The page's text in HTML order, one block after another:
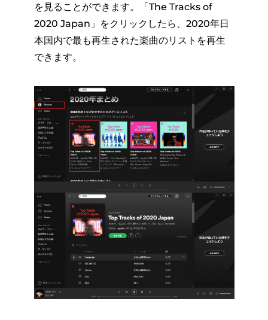
を見ることができます。「The Tracks of
2020 Japan」をクリックしたら、2020年日
本国内で最も再生された楽曲のリストを再生
できます。